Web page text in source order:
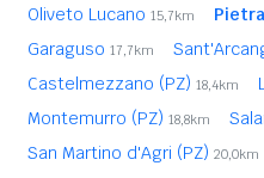
Oliveto Lucano 15,7km
Garaguso 17,7km
Castelmezzano (PZ) 18,4km
Montemurro (PZ) 18,8km
San Martino d'Agri (PZ) 20,0km